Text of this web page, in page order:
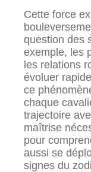
Cette force
question des
exemple, les
les relations
évoluer
ce
chaque
trajectoire
maîtrise
pour
aussi se
signes du